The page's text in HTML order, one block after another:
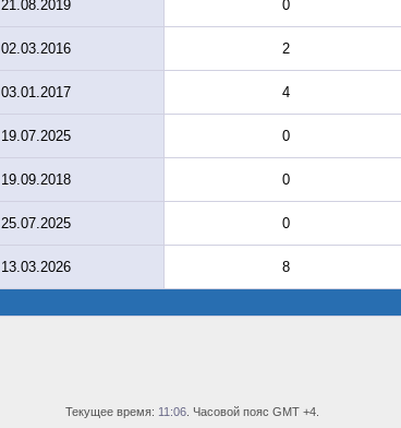
21.08.2019 0
02.03.2016 2
03.01.2017 4
19.07.2025 0
19.09.2018 0
25.07.2025 0
13.03.2026 8
Текущее время: 11:06. Часовой пояс GMT +4.